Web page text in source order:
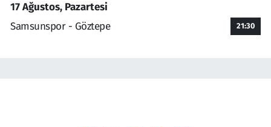
17 Ağustos, Pazartesi
Samsunspor - Göztepe
21:30